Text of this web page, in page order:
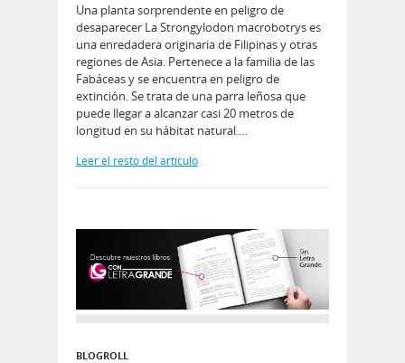
Una planta sorprendente en peligro de
desaparecer La Strongylodon macrobotrys es
una enredadera originaria de Filipinas y otras
regiones de Asia. Pertenece a la familia de las
Fabáceas y se encuentra en peligro de
extinción. Se trata de una parra leñosa que
puede llegar a alcanzar casi 20 metros de
longitud en su hábitat natural.…
Leer el resto del artículo
BLOGROLL